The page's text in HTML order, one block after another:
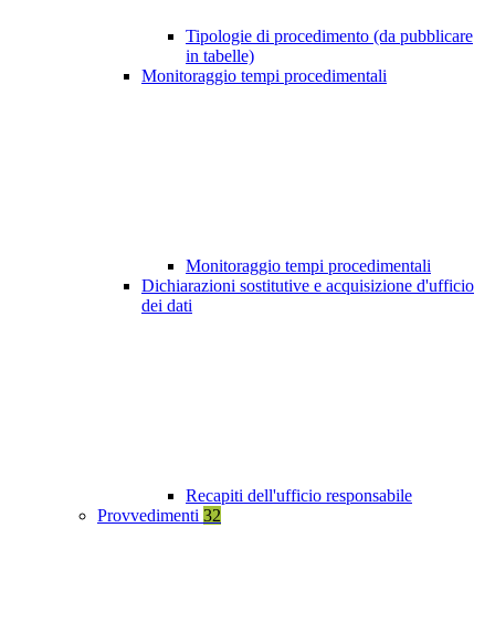
Tipologie di procedimento (da pubblicare
in tabelle)
Monitoraggio tempi procedimentali
Monitoraggio tempi procedimentali
Dichiarazioni sostitutive e acquisizione d'ufficio
dei dati
Recapiti dell'ufficio responsabile
Provvedimenti 32